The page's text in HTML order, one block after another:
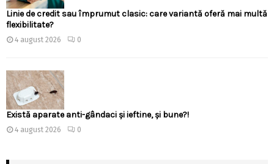
Linie de credit sau împrumut clasic: care variantă oferă mai multă
flexibilitate?
4 august 2026 0
Există aparate anti-gândaci și ieftine, și bune?!
4 august 2026 0